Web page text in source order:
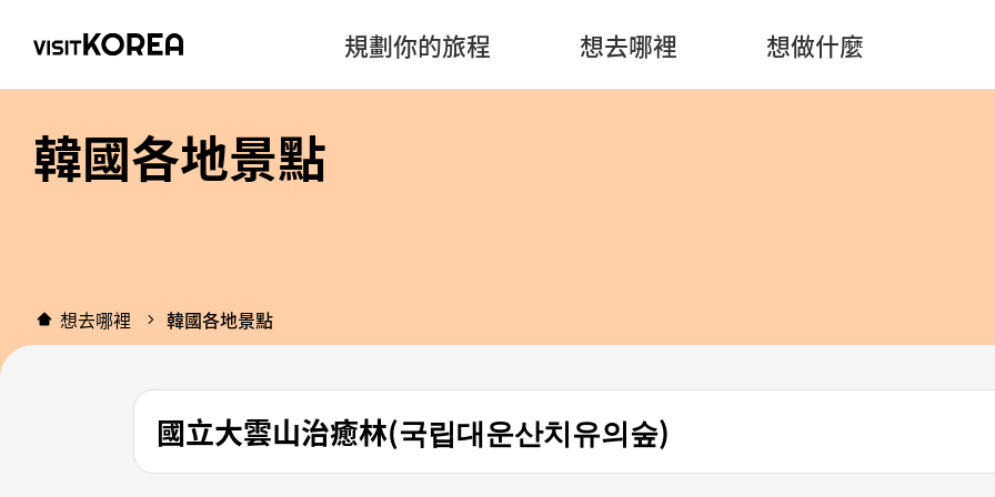
規劃你的旅程 想去哪裡 想做什麼
韓國各地景點
想去哪裡 韓國各地景點
國立大雲山治癒林(국립대운산치유의숲)